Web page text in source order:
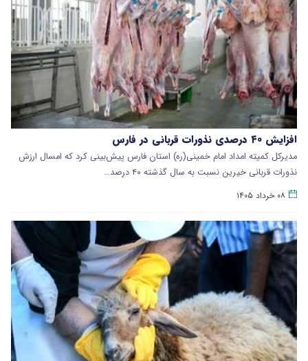
افزایش ۴۰ درصدی نذورات قربانی در فارس
مدیرکل کمیته امداد امام خمینی(ره) استان فارس پیش‌بینی کرد که امسال ارزش
نذورات قربانی خیرین نسبت به سال گذشته ۴۰ درصد…
۰۸ خرداد ۱۴۰۵